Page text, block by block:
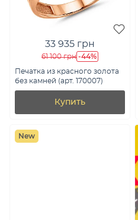
33 935 грн
61 100 грн -44%
Печатка из красного золота
без камней (арт. 170007)
Купить
New